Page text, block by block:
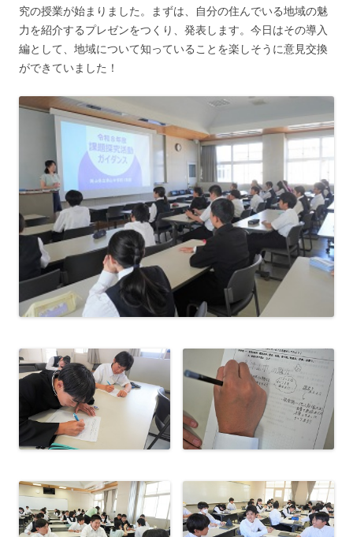
究の授業が始まりました。まずは、自分の住んでいる地域の魅
力を紹介するプレゼンをつくり、発表します。今日はその導入
編として、地域について知っていることを楽しそうに意見交換
ができていました！